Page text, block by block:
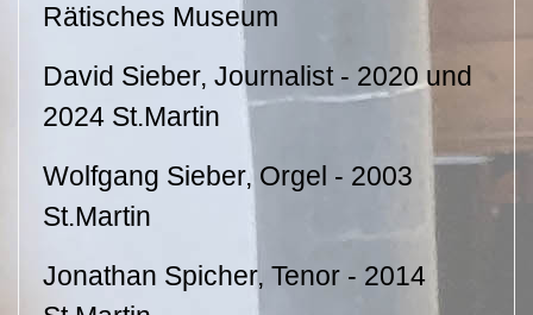
Rätisches Museum
David Sieber, Journalist - 2020 und
2024 St.Martin
Wolfgang Sieber, Orgel - 2003
St.Martin
Jonathan Spicher, Tenor - 2014